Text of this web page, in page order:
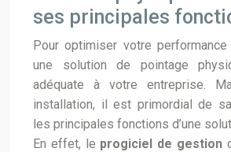
ses principales
Pour optimiser votre
une solution de pointage
adéquate à votre entreprise.
installation, il est primordial de
les principales fonctions d’une
En effet, le progiciel de gestion